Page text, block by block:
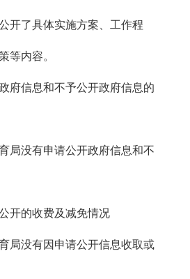
开了具体实施方案、工作程
等内容。
信息和不予公开政府信息的
没有申请公开政府信息和不
的收费及减免情况
没有因申请公开信息收取或